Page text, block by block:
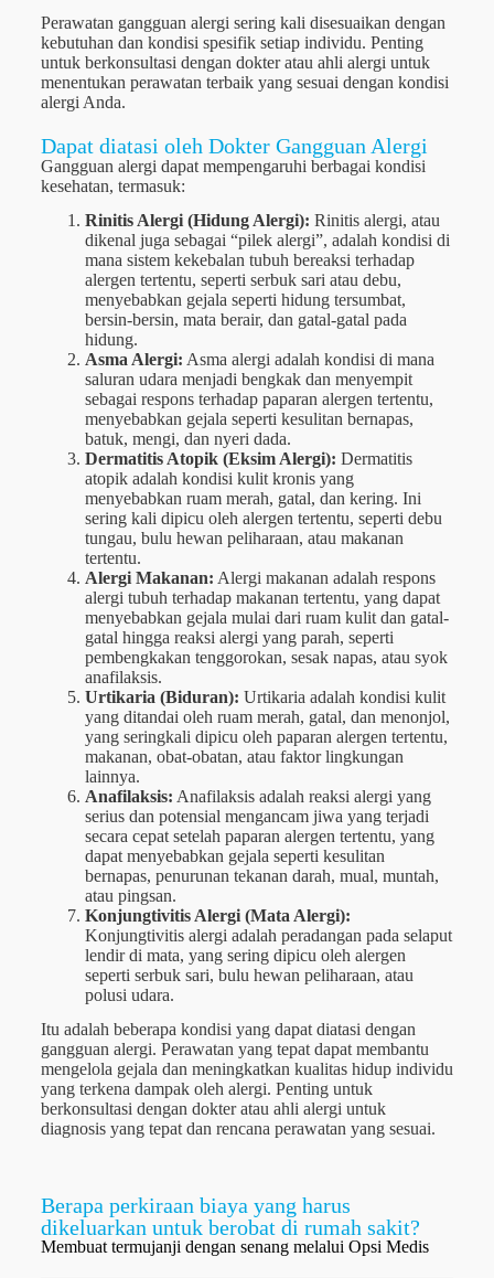
Perawatan gangguan alergi sering kali disesuaikan dengan
kebutuhan dan kondisi spesifik setiap individu. Penting
untuk berkonsultasi dengan dokter atau ahli alergi untuk
menentukan perawatan terbaik yang sesuai dengan kondisi
alergi Anda.
Dapat diatasi oleh Dokter Gangguan Alergi
Gangguan alergi dapat mempengaruhi berbagai kondisi
kesehatan, termasuk:
Rinitis Alergi (Hidung Alergi): Rinitis alergi, atau
dikenal juga sebagai “pilek alergi”, adalah kondisi di
mana sistem kekebalan tubuh bereaksi terhadap
alergen tertentu, seperti serbuk sari atau debu,
menyebabkan gejala seperti hidung tersumbat,
bersin-bersin, mata berair, dan gatal-gatal pada
hidung.
Asma Alergi: Asma alergi adalah kondisi di mana
saluran udara menjadi bengkak dan menyempit
sebagai respons terhadap paparan alergen tertentu,
menyebabkan gejala seperti kesulitan bernapas,
batuk, mengi, dan nyeri dada.
Dermatitis Atopik (Eksim Alergi): Dermatitis
atopik adalah kondisi kulit kronis yang
menyebabkan ruam merah, gatal, dan kering. Ini
sering kali dipicu oleh alergen tertentu, seperti debu
tungau, bulu hewan peliharaan, atau makanan
tertentu.
Alergi Makanan: Alergi makanan adalah respons
alergi tubuh terhadap makanan tertentu, yang dapat
menyebabkan gejala mulai dari ruam kulit dan gatal-
gatal hingga reaksi alergi yang parah, seperti
pembengkakan tenggorokan, sesak napas, atau syok
anafilaksis.
Urtikaria (Biduran): Urtikaria adalah kondisi kulit
yang ditandai oleh ruam merah, gatal, dan menonjol,
yang seringkali dipicu oleh paparan alergen tertentu,
makanan, obat-obatan, atau faktor lingkungan
lainnya.
Anafilaksis: Anafilaksis adalah reaksi alergi yang
serius dan potensial mengancam jiwa yang terjadi
secara cepat setelah paparan alergen tertentu, yang
dapat menyebabkan gejala seperti kesulitan
bernapas, penurunan tekanan darah, mual, muntah,
atau pingsan.
Konjungtivitis Alergi (Mata Alergi):
Konjungtivitis alergi adalah peradangan pada selaput
lendir di mata, yang sering dipicu oleh alergen
seperti serbuk sari, bulu hewan peliharaan, atau
polusi udara.
Itu adalah beberapa kondisi yang dapat diatasi dengan
gangguan alergi. Perawatan yang tepat dapat membantu
mengelola gejala dan meningkatkan kualitas hidup individu
yang terkena dampak oleh alergi. Penting untuk
berkonsultasi dengan dokter atau ahli alergi untuk
diagnosis yang tepat dan rencana perawatan yang sesuai.
Berapa perkiraan biaya yang harus
dikeluarkan untuk berobat di rumah sakit?
Membuat termujanji dengan senang melalui Opsi Medis